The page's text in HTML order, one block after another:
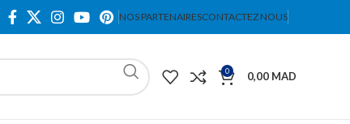
NOS PARTENAIRESCONTACTEZ NOUS
0 0,00 MAD